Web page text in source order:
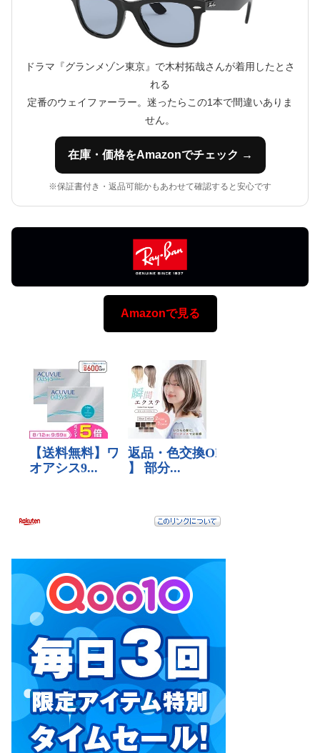
ドラマ『グランメゾン東京』で木村拓哉さんが着用したとさ
れる
定番のウェイファーラー。迷ったらこの1本で間違いありま
せん。
在庫・価格をAmazonでチェック →
※保証書付き・返品可能かもあわせて確認すると安心です
Amazonで見る